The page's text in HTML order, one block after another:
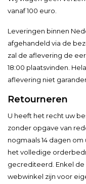
vanaf 100 euro.
Leveringen binnen
afgehandeld via de
zal de aflevering de
18:00 plaatsvinden.
aflevering niet
Retourneren
U heeft het recht uw
zonder opgave van
nogmaals 14 dagen
het volledige
gecrediteerd. Enkel de
webwinkel zijn voor